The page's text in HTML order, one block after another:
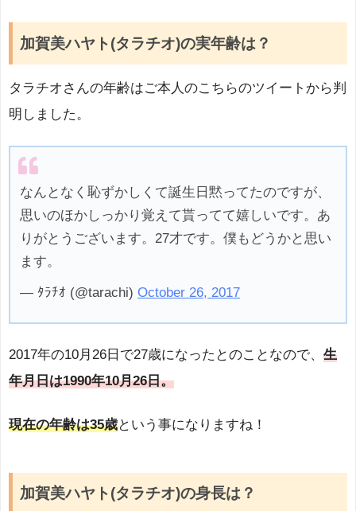
加賀美ハヤト(タラチオ)の実年齢は？
タラチオさんの年齢はご本人のこちらのツイートから判
明しました。
なんとなく恥ずかしくて誕生日黙ってたのですが、
思いのほかしっかり覚えて貰ってて嬉しいです。あ
りがとうございます。27才です。僕もどうかと思い
ます。
— ﾀﾗﾁｵ (@tarachi) October 26, 2017
2017年の10月26日で27歳になったとのことなので、 生
年月日は1990年10月26日。
現在の年齢は35歳という事になりますね！
加賀美ハヤト(タラチオ)の身長は？